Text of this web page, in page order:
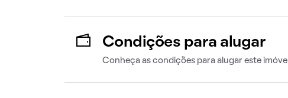
Condições para alugar
Conheça as condições para alugar este imóvel